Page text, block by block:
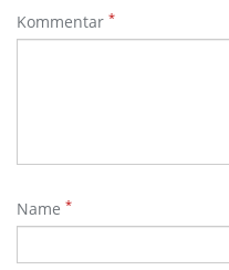
Kommentar *
Name *